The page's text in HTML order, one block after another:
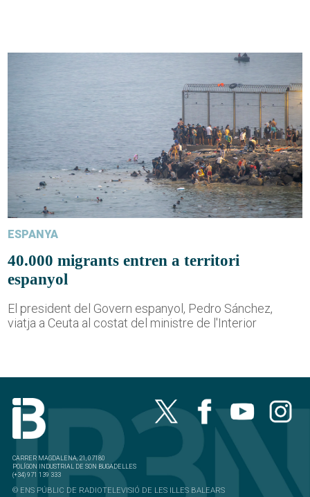
ESPANYA
40.000 migrants entren a territori
espanyol
El president del Govern espanyol, Pedro Sánchez,
viatja a Ceuta al costat del ministre de l'Interior
CARRER MAGDALENA, 21, 07180
POLÍGON INDUSTRIAL DE SON BUGADELLES
(+34) 971 139 333
© ENS PÚBLIC DE RADIOTELEVISIÓ DE LES ILLES BALEARS